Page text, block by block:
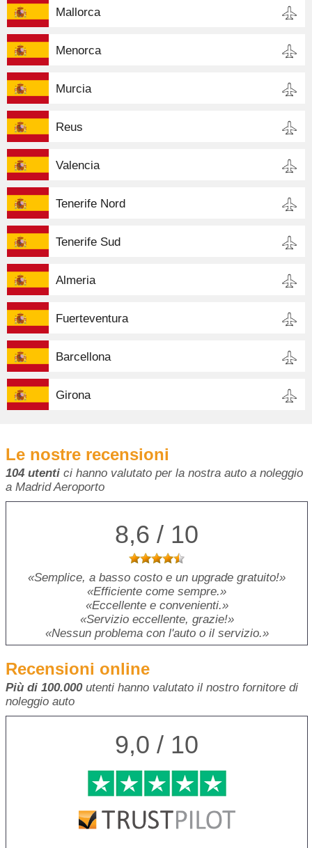
Mallorca
Menorca
Murcia
Reus
Valencia
Tenerife Nord
Tenerife Sud
Almeria
Fuerteventura
Barcellona
Girona
Le nostre recensioni
104 utenti ci hanno valutato per la nostra auto a noleggio
a Madrid Aeroporto
8,6 / 10
Semplice, a basso costo e un upgrade gratuito!
Efficiente come sempre.
Eccellente e convenienti.
Servizio eccellente, grazie!
Nessun problema con l'auto o il servizio.
Recensioni online
Più di 100.000utenti hanno valutato il nostro fornitore di
noleggio auto
9,0 / 10